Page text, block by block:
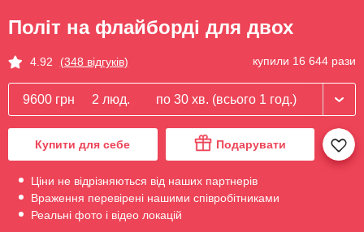
Політ на флайборді для двох
4.92 (348 відгуків) купили 16 644 рази
9600 грн 2 люд. по 30 хв. (всього 1 год.)
Купити для себе Подарувати
Ціни не відрізняються від наших партнерів
Враження перевірені нашими співробітниками
Реальні фото і відео локацій